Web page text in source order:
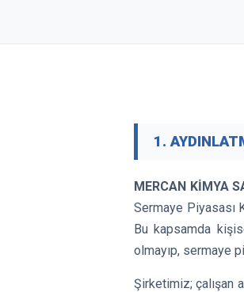
1.
MERCAN KİMYA
Sermaye Piyasası
Bu kapsamda
olmayıp, sermaye
Şirketimiz; çalışan